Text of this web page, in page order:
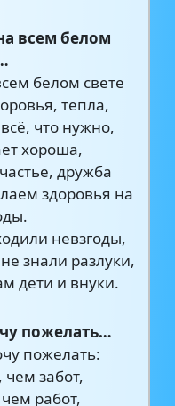
всем белом
белом свете
тепла,
что нужно,
хороша,
дружба
здоровья на
невзгоды,
знали разлуки,
дети и внуки.
пожелать…
пожелать:
забот,
работ,